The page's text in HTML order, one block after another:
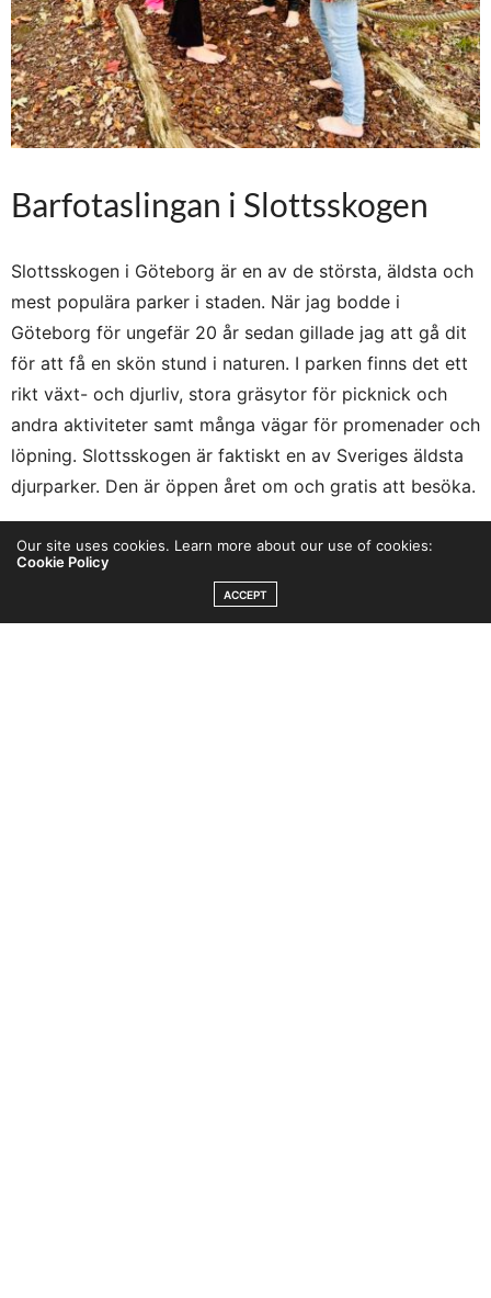
Barfotaslingan i Slottsskogen
Slottsskogen i Göteborg är en av de största, äldsta och
mest populära parker i staden. När jag bodde i
Göteborg för ungefär 20 år sedan gillade jag att gå dit
för att få en skön stund i naturen. I parken finns det ett
rikt växt- och djurliv, stora gräsytor för picknick och
andra aktiviteter samt många vägar för promenader och
löpning. Slottsskogen är faktiskt en av Sveriges äldsta
djurparker. Den är öppen året om och gratis att besöka.
I lördags promenerade vi först i parken. Vi hade med
oss en av vännernas 10-åriga dotter och med henne
testade vi att gå i en labyrint, gjord av häckar. Efter att
Our site uses cookies. Learn more about our use of cookies:
Cookie Policy
ACCEPT